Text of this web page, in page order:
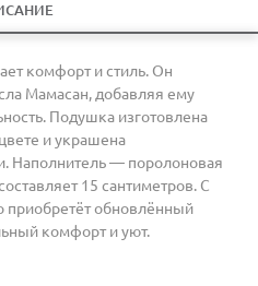
комфорт и стиль. Он
Мамасан, добавляя ему
Подушка изготовлена
и украшена
Наполнитель — поролоновая
15 сантиметров. С
приобретёт обновлённый
комфорт и уют.